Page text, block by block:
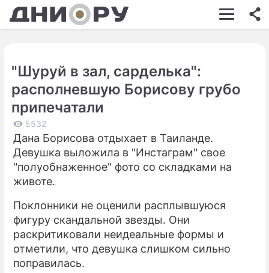
ШОУ-БИЗНЕС
КИНО
НЕДВИЖИМОСТЬ
ЭКОНОМИКА
ПРОИСШЕСТВИЯ
СТИЛЬ ЖИЗНИ
СЕРИАЛЫ
"Шуруй в зал, сарделька":
располневшую Борисову грубо
припечатали
5532
Дана Борисова отдыхает в Таиланде.
Девушка выложила в "Инстаграм" свое
"полуобнаженное" фото со складками на
животе.
Поклонники не оценили расплывшуюся
фигуру скандальной звезды. Они
раскритиковали неидеальные формы и
отметили, что девушка слишком сильно
поправилась.